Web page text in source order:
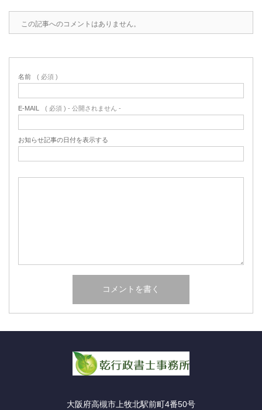
この記事へのコメントはありません。
名前 ( 必須 )
E-MAIL ( 必須 ) - 公開されません -
お知らせ記事の日付を表示する
大阪府高槻市上牧北駅前町4番50号